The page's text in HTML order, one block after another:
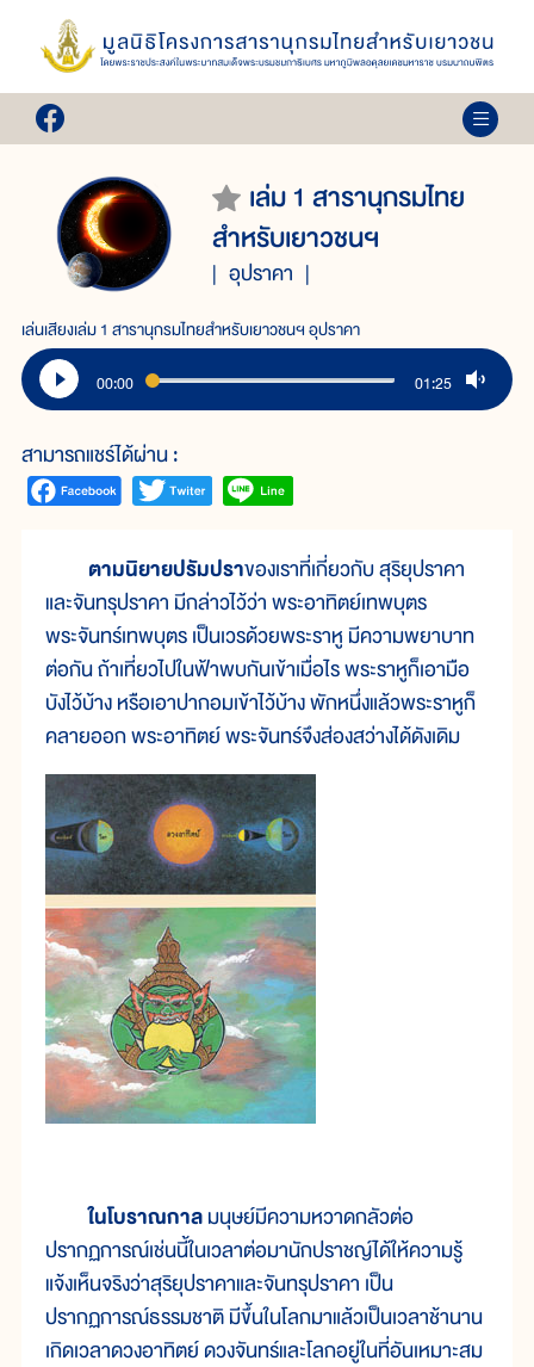
เล่ม 1 สารานุกรมไทย
สำหรับเยาวชนฯ
อุปราคา
เล่นเสียงเล่ม 1 สารานุกรมไทยสำหรับเยาวชนฯ อุปราคา
00:00 01:25
สามารถแชร์ได้ผ่าน :
ตามนิยายปรัมปราของเราที่เกี่ยวกับ สุริยุปราคา
และจันทรุปราคา มีกล่าวไว้ว่า พระอาทิตย์เทพบุตร
พระจันทร์เทพบุตร เป็นเวรด้วยพระราหู มีความพยาบาท
ต่อกัน ถ้าเที่ยวไปในฟ้าพบกันเข้าเมื่อไร พระราหูก็เอามือ
บังไว้บ้าง หรือเอาปากอมเข้าไว้บ้าง พักหนึ่งแล้วพระราหูก็
คลายออก พระอาทิตย์ พระจันทร์จึงส่องสว่างได้ดังเดิม
ในโบราณกาลมนุษย์มีความหวาดกลัวต่อ
ปรากฏการณ์เช่นนี้ในเวลาต่อมานักปราชญ์ได้ให้ความรู้
แจ้งเห็นจริงว่าสุริยุปราคาและจันทรุปราคา เป็น
ปรากฏการณ์ธรรมชาติ มีขึ้นในโลกมาแล้วเป็นเวลาช้านาน
เกิดเวลาดวงอาทิตย์ ดวงจันทร์และโลกอยู่ในที่อันเหมาะสม